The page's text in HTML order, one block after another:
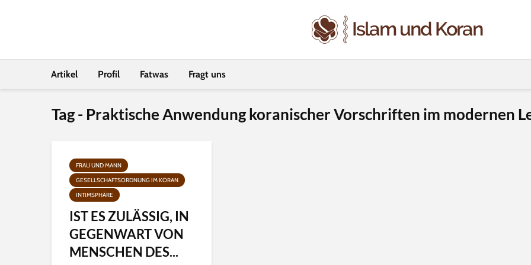
Artikel Profil Fatwas Fragt uns
Tag - Praktische Anwendung koranischer Vorschriften im modernen
FRAU UND MANN
GESELLSCHAFTSORDNUNG IM KORAN
INTIMSPHÄRE
IST ES ZULÄSSIG, IN
GEGENWART VON
MENSCHEN DES...